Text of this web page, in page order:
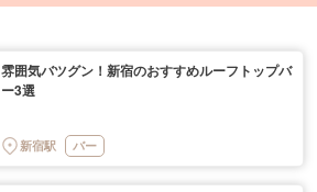
雰囲気バツグン！新宿のおすすめルーフトップバ
ー3選
新宿駅 バー